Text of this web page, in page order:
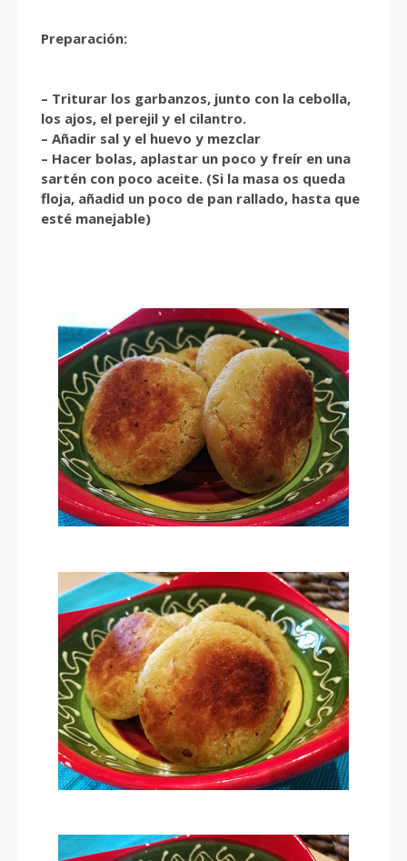
Preparación:
– Triturar los garbanzos, junto con la cebolla,
los ajos, el perejil y el cilantro.
– Añadir sal y el huevo y mezclar
– Hacer bolas, aplastar un poco y freír en una
sartén con poco aceite. (Si la masa os queda
floja, añadid un poco de pan rallado, hasta que
esté manejable)